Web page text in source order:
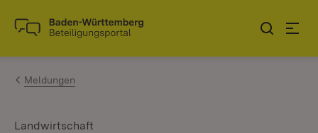
Zum Inhalt springen
Link zur Startseite
Meldungen
Landwirtschaft